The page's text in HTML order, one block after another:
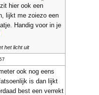
hier ook een
lijkt me zoiezo een
Handig voor in je
het licht uit
ook nog eens
is dan lijkt
best een verrekt